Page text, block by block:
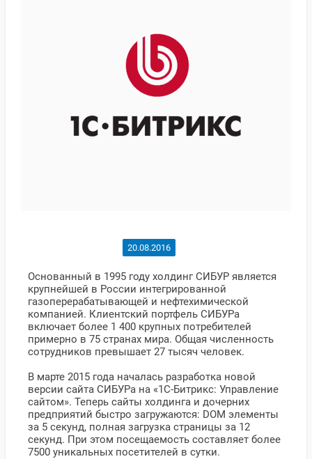
20.08.2016
Основанный в 1995 году холдинг СИБУР является
крупнейшей в России интегрированной
газоперерабатывающей и нефтехимической
компанией. Клиентский портфель СИБУРа
включает более 1 400 крупных потребителей
примерно в 75 странах мира. Общая численность
сотрудников превышает 27 тысяч человек.
В марте 2015 года началась разработка новой
версии сайта СИБУРа на «1С-Битрикс: Управление
сайтом». Теперь сайты холдинга и дочерних
предприятий быстро загружаются: DOM элементы
за 5 секунд, полная загрузка страницы за 12
секунд. При этом посещаемость составляет более
7500 уникальных посетителей в сутки.